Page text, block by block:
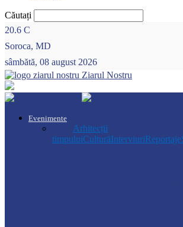
Căutați
20.6 C
Soroca, MD
sâmbătă, 08 august 2026
Ziarul Nostru
Evenimente
Arhitecții
timpuluiCulturăInterviuriReportaje